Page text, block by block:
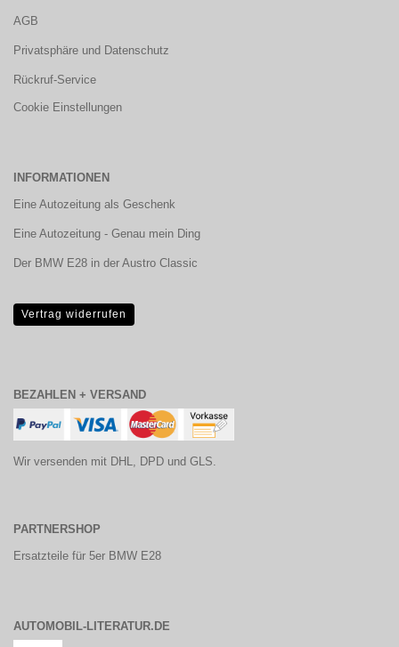
AGB
Privatsphäre und Datenschutz
Rückruf-Service
Cookie Einstellungen
INFORMATIONEN
Eine Autozeitung als Geschenk
Eine Autozeitung - Genau mein Ding
Der BMW E28 in der Austro Classic
Vertrag widerrufen
BEZAHLEN + VERSAND
Wir versenden mit DHL, DPD und GLS.
PARTNERSHOP
Ersatzteile für 5er BMW E28
AUTOMOBIL-LITERATUR.DE